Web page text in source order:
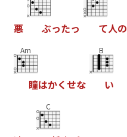
悪 ぶったっ て人の
Am
瞳はかくせな
B
い
C